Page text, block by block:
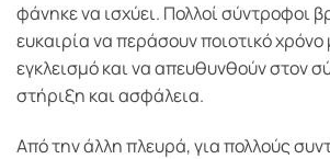
φάνηκε να ισχύει. Πολλοί σύντροφοι
ευκαιρία να περάσουν ποιοτικό
εγκλεισμό και να απευθυνθούν στον
στήριξη και ασφάλεια.
Από την άλλη πλευρά, για πολλούς